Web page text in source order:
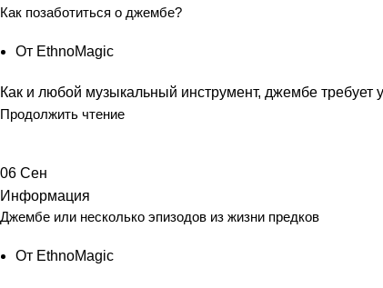
Как позаботиться о джембе?
От EthnoMagic
Как и любой музыкальный инструмент, джембе требует
Продолжить чтение
06 Сен
Информация
Джембе или несколько эпизодов из жизни предков
От EthnoMagic